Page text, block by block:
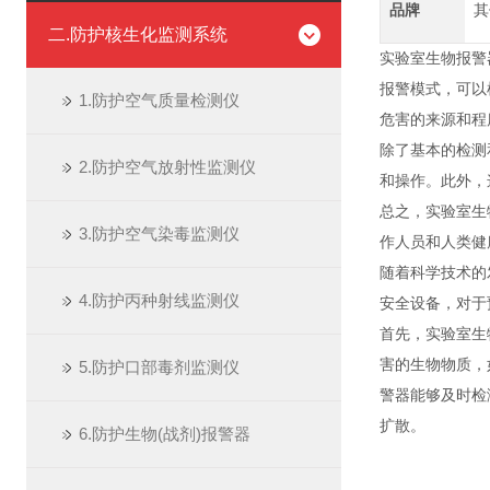
二.防护核生化监测系统
1.防护空气质量检测仪
2.防护空气放射性监测仪
3.防护空气染毒监测仪
4.防护丙种射线监测仪
5.防护口部毒剂监测仪
6.防护生物(战剂)报警器
品牌
实验室生物报
报警模式，可
危害的来源和程
除了基本的检
和操作。此外
总之，实验室
作人员和人类
随着科学技术
安全设备，对
首先，实验室
害的生物物质
警器能够及时
扩散。